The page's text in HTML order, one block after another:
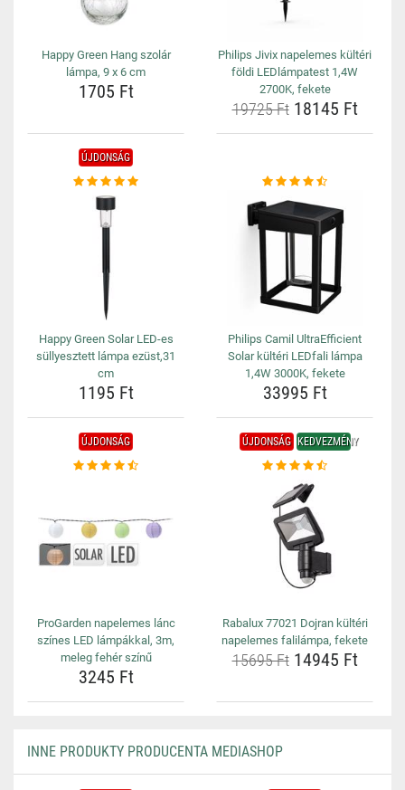
Happy Green Hang szolár
lámpa, 9 x 6 cm
1705 Ft
Philips Jivix napelemes kültéri
földi LEDlámpatest 1,4W
2700K, fekete
19725 Ft18145 Ft
ÚJDONSÁG
Happy Green Solar LED-es
süllyesztett lámpa ezüst,31
cm
1195 Ft
Philips Camil UltraEfficient
Solar kültéri LEDfali lámpa
1,4W 3000K, fekete
33995 Ft
ÚJDONSÁG
ProGarden napelemes lánc
színes LED lámpákkal, 3m,
meleg fehér színű
3245 Ft
ÚJDONSÁG KEDVEZMÉNY
Rabalux 77021 Dojran kültéri
napelemes falilámpa, fekete
15695 Ft14945 Ft
INNE PRODUKTY PRODUCENTA MEDIASHOP